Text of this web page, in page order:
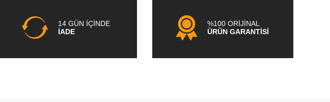
14 GÜN İÇİNDE
İADE
%100 ORİJİNAL
ÜRÜN GARANTİSİ